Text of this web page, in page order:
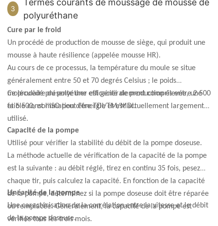
bulles continue d'augmenter. La phase liquide visqueuse
formant la paroi externe des bulles s'amincit progressivement.
En raison de la relation de tension superficielle entre les
interfaces gaz et liquide, le volume des bulles augmente de
petit à grand, se transformant progressivement d'une forme
sphérique en une forme géométrique tridimensionnelle
composée de films minces polymères, formant finalement une
structure de réseau ouverte de trois dimensions. micropores
dimensionnels. Dans le processus de synthèse de la mousse de
polymère et une montée de la mousse.
mousse polymère d'un état liquide visqueux à un état solide non
coulant.
3
Termes courants de moussage de mousse de
polyuréthane
Cure par le froid
Un procédé de production de mousse de siège, qui produit une
mousse à haute résilience (appelée mousse HR).
Au cours de ce processus, la température du moule se situe
généralement entre 50 et 70 degrés Celsius ; le poids
moléculaire du polyéther est généralement compris entre 2 500
et 6 500, et l'ISO peut être TDI/TM/MDI.
Ce procédé présente une efficacité de production élevée, une
faible consommation d’énergie et est actuellement largement
utilisé.
Capacité de la pompe
Utilisé pour vérifier la stabilité du débit de la pompe doseuse.
La méthode actuelle de vérification de la capacité de la pompe
est la suivante : au débit réglé, tirez en continu 35 fois, pesez
chaque tir, puis calculez la capacité. En fonction de la capacité
de la pompe, déterminez si la pompe doseuse doit être réparée
ou remplacée. Généralement, la capacité de la pompe est
vérifiée tous les trois mois.
Linéarité de la pompe
Une caractérisation de la corrélation entre la vitesse et le débit
de la pompe doseuse.